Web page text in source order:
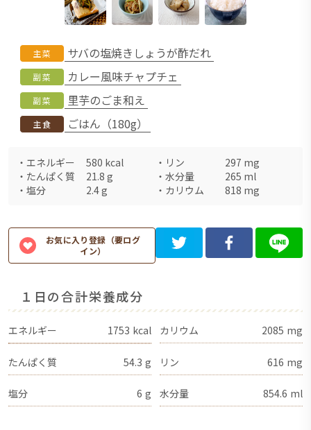
主菜 サバの塩焼きしょうが酢だれ
副菜 カレー風味チャプチェ
副菜 里芋のごま和え
主食 ごはん（180g）
・ エネルギー 580 kcal ・ リン 297 mg
・ たんぱく質 21.8 g ・ 水分量 265 ml
・ 塩分 2.4g ・ カリウム 818 mg
お気に入り登録（要ログ
イン）
１日の合計栄養成分
エネルギー 1753 kcal カリウム 2085 mg
たんぱく質 54.3 g リン 616 mg
塩分 6 g 水分量 854.6 ml